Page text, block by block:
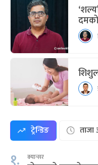
ट्रेन्डिङ
क्यान्सर